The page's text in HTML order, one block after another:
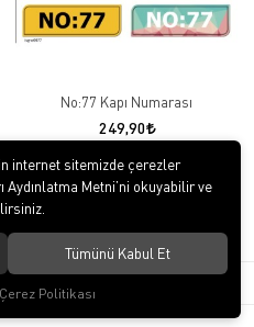
No:77 Kapı Numarası
249,90
4 5
internet sitemizde çerezler
Aydınlatma Metni’ni okuyabilir ve
Tümünü Kabul Et
Politikası